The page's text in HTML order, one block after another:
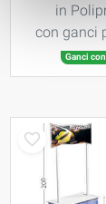
in
con ganci
Ganci